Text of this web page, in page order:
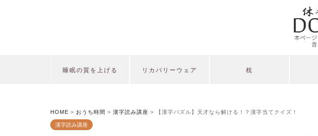
睡眠の質を上げる リカバリーウェア 枕
HOME > おうち時間 > 漢字読み講座 > 【漢字パズル】天才なら解ける！？漢字当てクイズ！
漢字読み講座